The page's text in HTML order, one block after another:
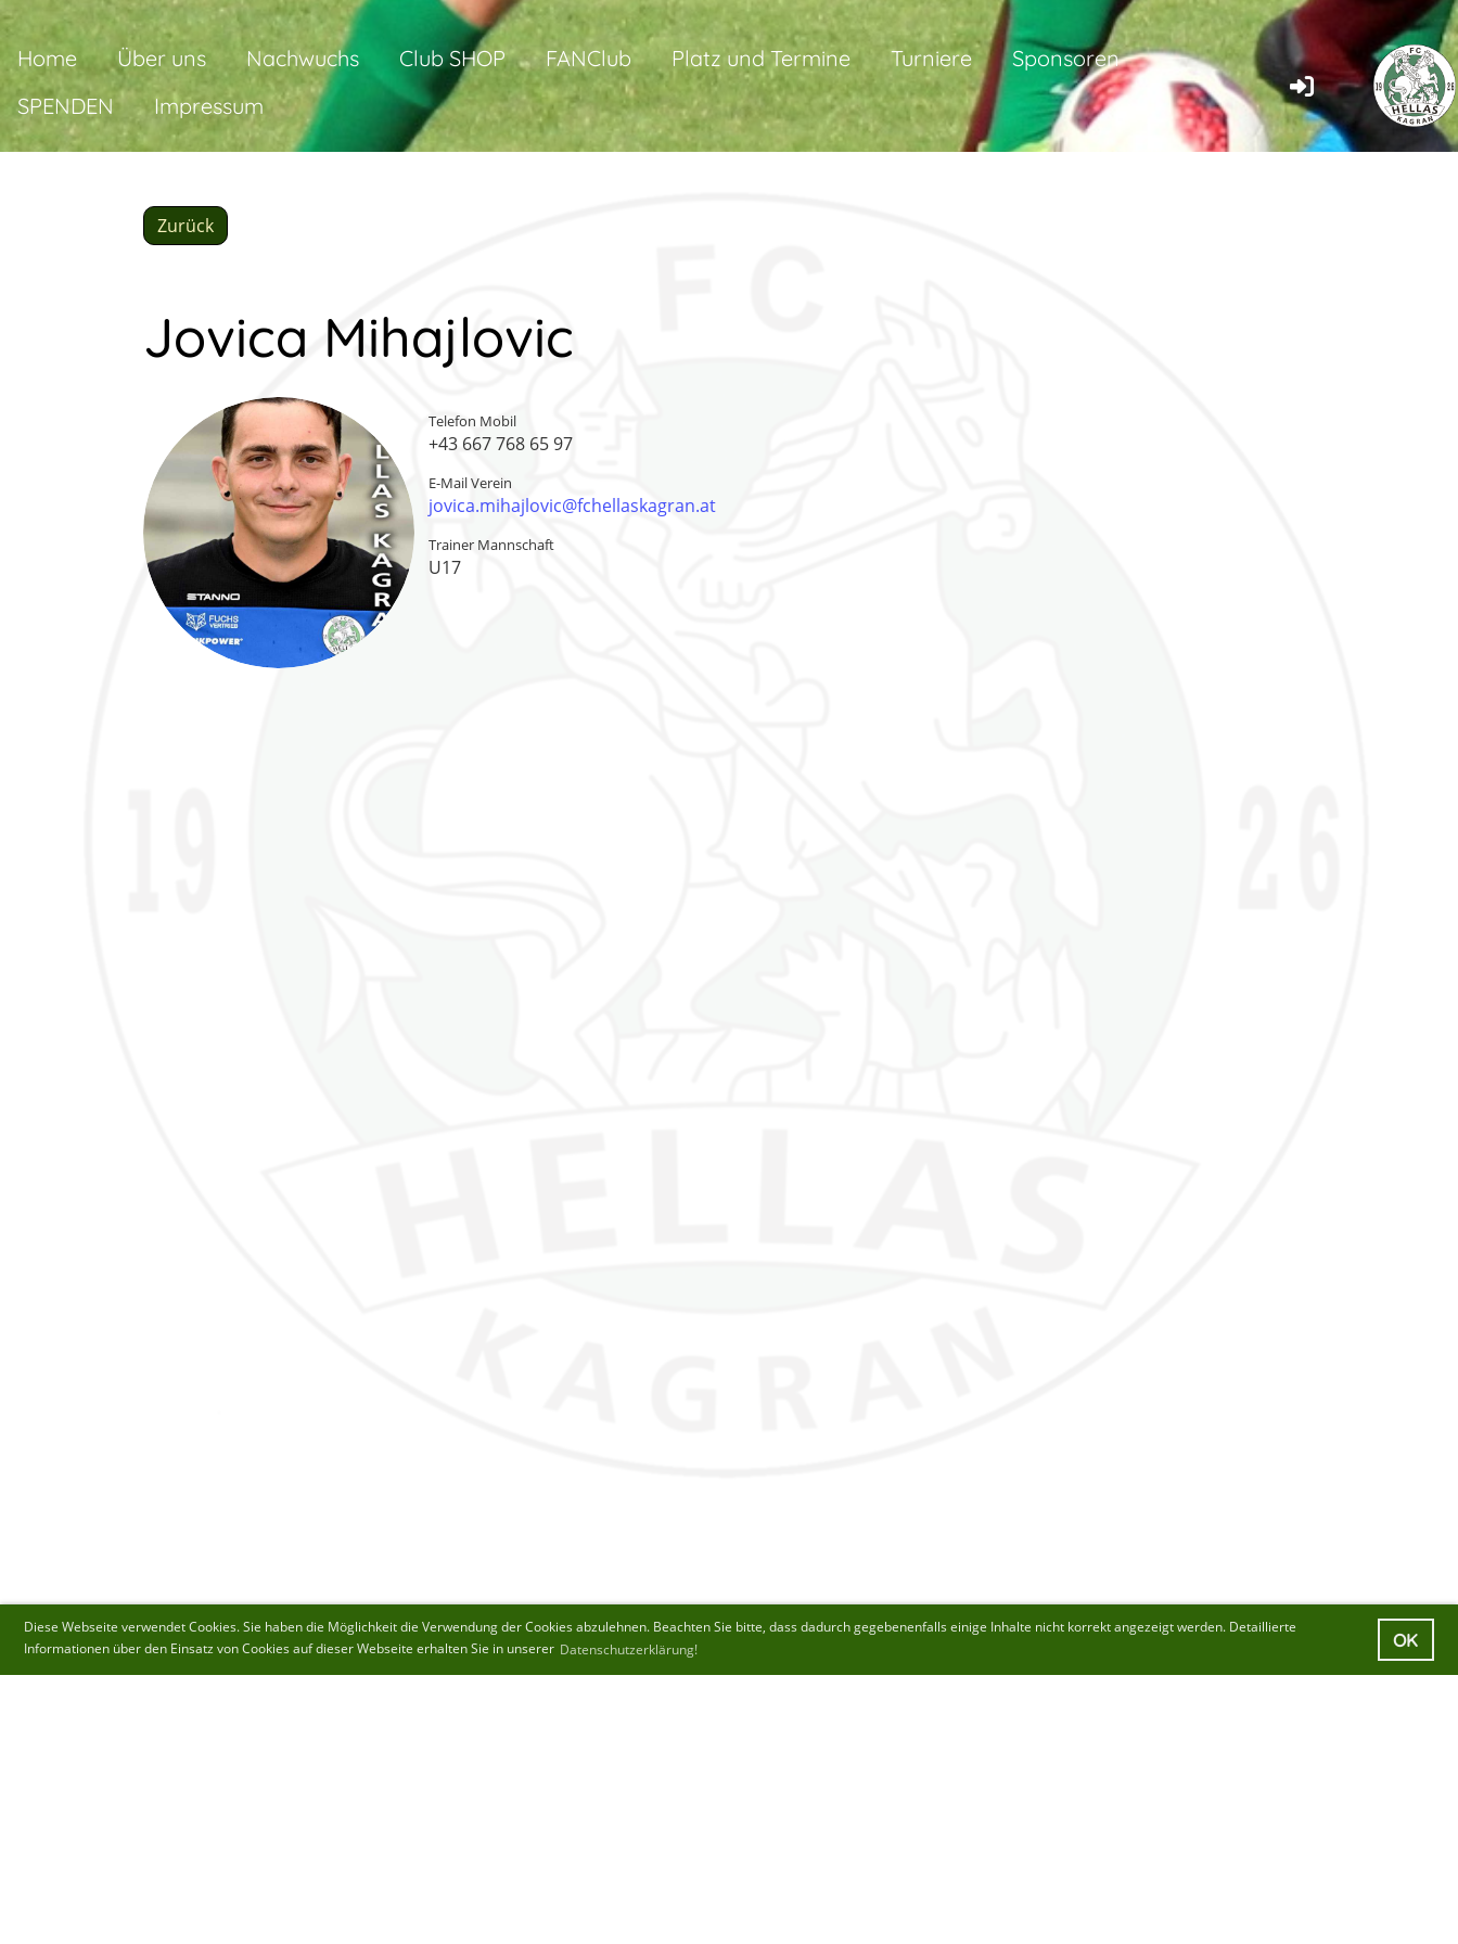
Diese Webseite verwendet Cookies. Sie haben die Möglichkeit die Verwendung der Cookies abzulehnen. Beachten Sie bitte, dass dadurch gegebenenfalls einige Inhalte nicht korrekt angezeigt werden. Detaillierte
Informationen über den Einsatz von Cookies auf dieser Webseite erhalten Sie in unserer Datenschutzerklärung! OK
Home Über uns Nachwuchs Club SHOP FANClub Platz und Termine Turniere
Sponsoren
SPENDEN
Impressum
Zurück
Jovica Mihajlovic
Telefon Mobil
+43 667 768 65 97
E-Mail Verein
jovica.mihajlovic@fchellaskagran.at
Trainer Mannschaft
U17